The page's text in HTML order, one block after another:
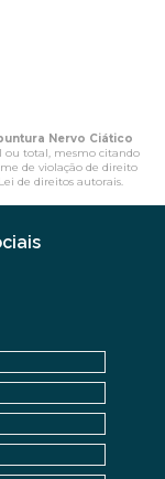
Nervo Ciático
ou total, mesmo citando
de violação de direito
de direitos autorais.